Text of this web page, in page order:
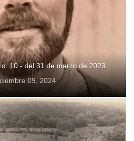
10 - del 31 de marzo de 2023
09, 2024